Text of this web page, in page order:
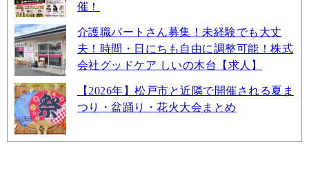
催！
介護職パートさん募集！未経験でも大丈
夫！時間・日にちも自由に調整可能！株式
会社グッドケア しいの木台【求人】
【2026年】松戸市と近隣で開催される夏ま
つり・盆踊り・花火大会まとめ